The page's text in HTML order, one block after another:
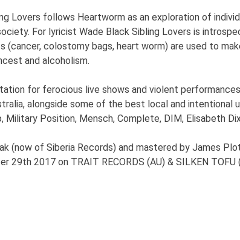
Lovers follows Heartworm as an exploration of
For lyricist Wade Black Sibling Lovers is
(cancer, colostomy bags, heart worm) are used to
and alcoholism.
for ferocious live shows and violent
alongside some of the best local and intentional
Military Position, Mensch, Complete, DIM, Elisabeth
(now of Siberia Records) and mastered by James
29th 2017 on TRAIT RECORDS (AU) & SILKEN